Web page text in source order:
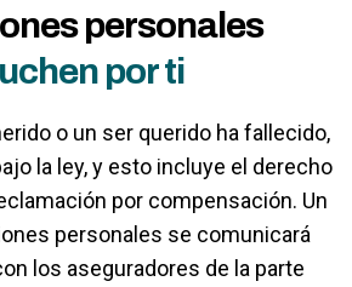
personales
por ti
o un ser querido ha fallecido,
la ley, y esto incluye el derecho
por compensación. Un
personales se comunicará
los aseguradores de la parte